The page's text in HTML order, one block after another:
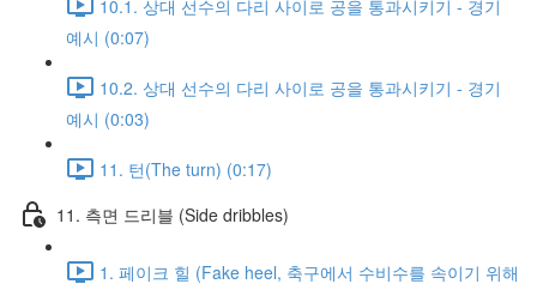
10.1. 상대 선수의 다리 사이로 공을 통과시키기 - 경기
예시 (0:07)
10.2. 상대 선수의 다리 사이로 공을 통과시키기 - 경기
예시 (0:03)
11. 턴(The turn) (0:17)
11. 측면 드리블 (Side dribbles)
1. 페이크 힐 (Fake heel, 축구에서 수비수를 속이기 위해